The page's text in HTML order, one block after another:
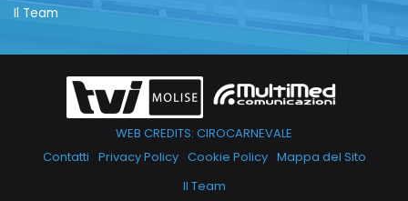
Il Team
WEB CREDITS: CIROCARNEVALE
Contatti Privacy Policy Cookie Policy Mappa del Sito
Il Team